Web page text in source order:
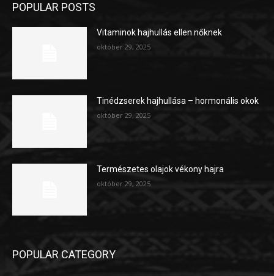
POPULAR POSTS
Vitaminok hajhullás ellen nőknek
október 29, 2025
Tinédzserek hajhullása – hormonális okok
október 29, 2025
Természetes olajok vékony hajra
október 29, 2025
POPULAR CATEGORY